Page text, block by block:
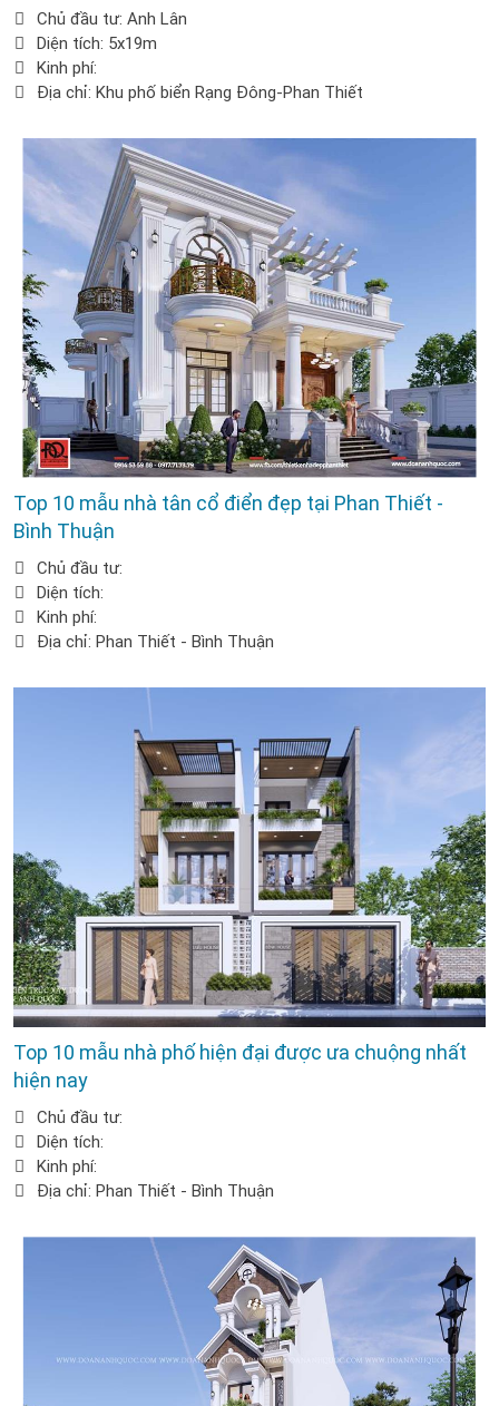
Chủ đầu tư: Anh Lân
Diện tích: 5x19m
Kinh phí:
Địa chỉ: Khu phố biển Rạng Đông-Phan Thiết
Top 10 mẫu nhà tân cổ điển đẹp tại Phan Thiết -
Bình Thuận
Chủ đầu tư:
Diện tích:
Kinh phí:
Địa chỉ: Phan Thiết - Bình Thuận
Top 10 mẫu nhà phố hiện đại được ưa chuộng nhất
hiện nay
Chủ đầu tư:
Diện tích:
Kinh phí:
Địa chỉ: Phan Thiết - Bình Thuận